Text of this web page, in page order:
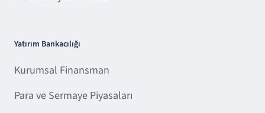
Yatırım Bankacılığı
Kurumsal Finansman
Para ve Sermaye Piyasaları